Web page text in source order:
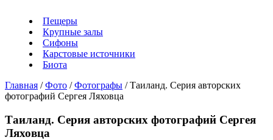
Пещеры
Крупные залы
Сифоны
Карстовые источники
Биота
Главная / Фото / Фотографы / Таиланд. Серия авторских
фотографий Сергея Ляховца
Таиланд. Серия авторских фотографий Сергея
Ляховца